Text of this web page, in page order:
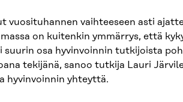
vuosituhannen vaihteeseen asti
on kuitenkin ymmärrys, että
suurin osa hyvinvoinnin tutkijoista
tekijänä, sanoo tutkija Lauri
hyvinvoinnin yhteyttä.